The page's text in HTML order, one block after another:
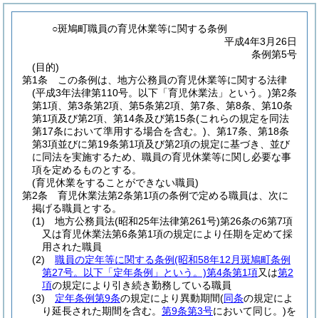
○斑鳩町職員の育児休業等に関する条例
平成4年3月26日
条例第5号
(目的)
第1条
この条例は、地方公務員の育児休業等に関する法律
(平成3年法律第110号。以下「育児休業法」という。)第2条
第1項、第3条第2項、第5条第2項、第7条、第8条、第10条
第1項及び第2項、第14条及び第15条(これらの規定を同法
第17条において準用する場合を含む。) 、第17条、第18条
第3項並びに第19条第1項及び第2項の規定に基づき、並び
に同法を実施するため、職員の育児休業等に関し必要な事
項を定めるものとする。
(育児休業をすることができない職員)
第2条
育児休業法第2条第1項の条例で定める職員は、次に
掲げる職員とする。
(1)
地方公務員法(昭和25年法律第261号)第26条の6第7項
又は育児休業法第6条第1項の規定により任期を定めて採
用された職員
(2)
職員の定年等に関する条例(昭和58年12月斑鳩町条例
第27号。以下「定年条例」という。)第4条第1項又は第2
項の規定により引き続き勤務している職員
(3)
定年条例第9条の規定により異動期間(同条の規定によ
り延長された期間を含む。 第9条第3号において同じ。)を